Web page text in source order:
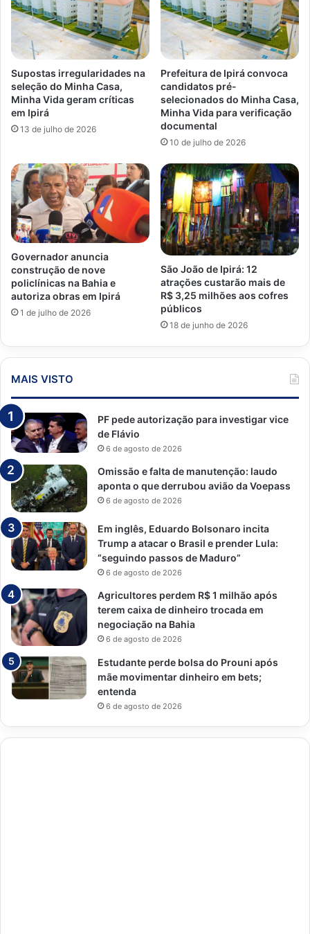
Supostas irregularidades na
seleção do Minha Casa,
Minha Vida geram críticas
em Ipirá
13 de julho de 2026
Prefeitura de Ipirá convoca
candidatos pré-
selecionados do Minha Casa,
Minha Vida para verificação
documental
10 de julho de 2026
Governador anuncia
construção de nove
policlínicas na Bahia e
autoriza obras em Ipirá
1 de julho de 2026
São João de Ipirá: 12
atrações custarão mais de
R$ 3,25 milhões aos cofres
públicos
18 de junho de 2026
MAIS VISTO
PF pede autorização para investigar vice
de Flávio
6 de agosto de 2026
Omissão e falta de manutenção: laudo
aponta o que derrubou avião da Voepass
6 de agosto de 2026
Em inglês, Eduardo Bolsonaro incita
Trump a atacar o Brasil e prender Lula:
“seguindo passos de Maduro”
6 de agosto de 2026
Agricultores perdem R$ 1 milhão após
terem caixa de dinheiro trocada em
negociação na Bahia
6 de agosto de 2026
Estudante perde bolsa do Prouni após
mãe movimentar dinheiro em bets;
entenda
6 de agosto de 2026